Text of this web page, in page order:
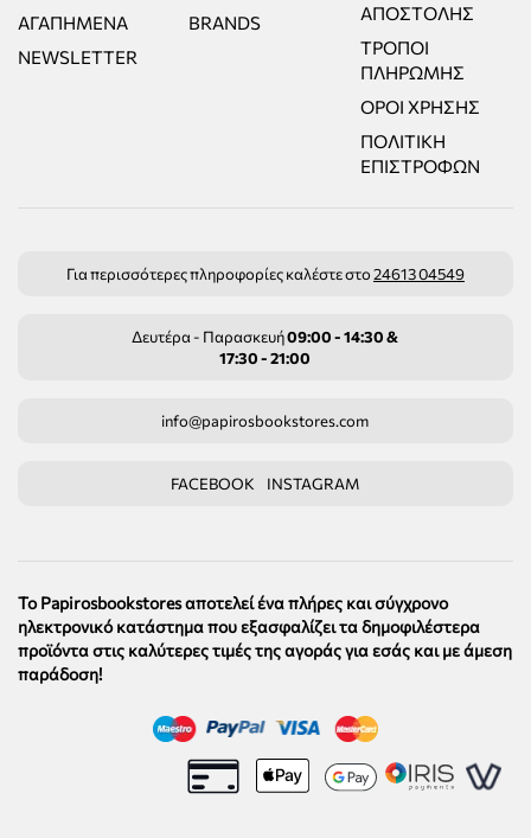
ΑΓΑΠΗΜΈΝΑ
NEWSLETTER
BRANDS
ΑΠΟΣΤΟΛΉΣ
ΤΡΌΠΟΙ
ΠΛΗΡΩΜΉΣ
ΌΡΟΙ ΧΡΉΣΗΣ
ΠΟΛΙΤΙΚΉ
ΕΠΙΣΤΡΟΦΏΝ
Για περισσότερες πληροφορίες καλέστε στο24613 04549
Δευτέρα - Παρασκευή09:00 - 14:30 &
17:30 - 21:00
info@papirosbookstores.com
FACEBOOK INSTAGRAM
Το Papirosbookstores αποτελεί ένα πλήρες και σύγχρονο
ηλεκτρονικό κατάστημα που εξασφαλίζει τα δημοφιλέστερα
προϊόντα στις καλύτερες τιμές της αγοράς για εσάς και με άμεση
παράδοση!